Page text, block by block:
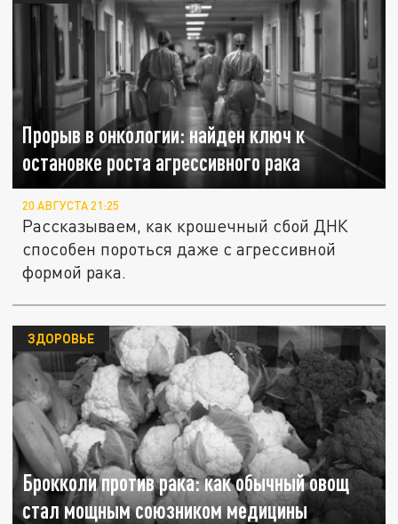
Прорыв в онкологии: найден ключ к
остановке роста агрессивного рака
20 АВГУСТА 21:25
Рассказываем, как крошечный сбой ДНК
способен пороться даже с агрессивной
формой рака.
Брокколи против рака: как обычный овощ
стал мощным союзником медицины
ЗДОРОВЬЕ